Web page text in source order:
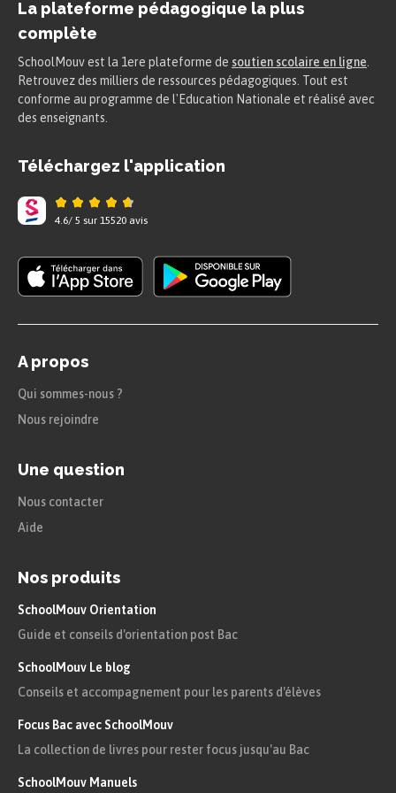
Le devoir rédigé ici n’est qu’un
exemple. D’autres idées pourraient
être évoquées.
L’introduction
amène le sujet en le situant dans un
contexte afin d’aboutir à la
problématique. Elle présente le sujet,
L’introduction se compose de
la pièce
contexte dans lequel elle a
brièvement. On peut
rappeler les
caractéristiques du théâtre
de Racine.
La plateforme pédagogique la plus
complète
SchoolMouv est la 1ere plateforme de soutien scolaire en ligne
Retrouvez des milliers de ressources pédagogiques. Tout est
conforme au programme de l'Education Nationale et réalisé avec
des enseignants.
Téléchargez l'application
4.6/ 5 sur 15520 avis
A propos
Qui sommes-nous ?
Nous rejoindre
Une question
Nous contacter
Aide
Nos produits
SchoolMouv Orientation
Guide et conseils d'orientation post Bac
SchoolMouv Le blog
Conseils et accompagnement pour les parents d'élèves
Focus Bac avec SchoolMouv
La collection de livres pour rester focus jusqu'au Bac
SchoolMouv Manuels